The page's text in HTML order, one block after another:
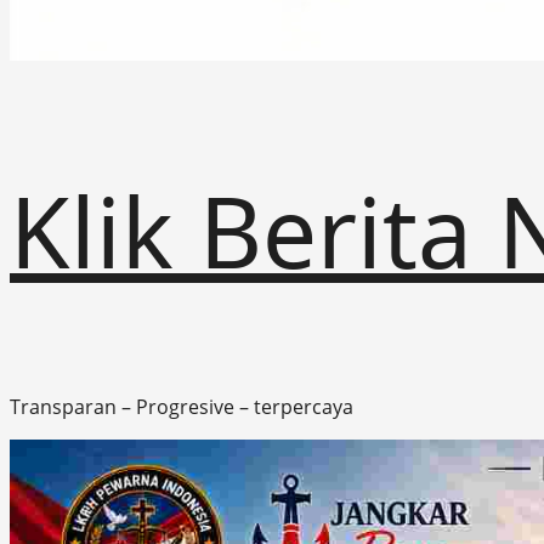
Klik Berita
Transparan – Progresive – terpercaya